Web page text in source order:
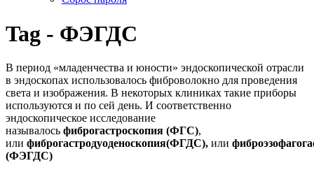
Tag - ФЭГДС
В период «младенчества и юности» эндоскопической отрасли
в эндоскопах использовалось фиброволокно для проведения
света и изображения. В некоторых клиниках такие приборы
используются и по сей день. И соответственно
эндоскопическое исследование
называлось фиброгастроскопия (ФГС),
или фиброгастродуоденоскопия(ФГДС), или
(ФЭГДС)